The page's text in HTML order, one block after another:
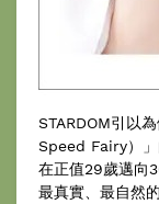
STARDOM引以
Speed Fairy）」
在正值29歲邁向
最真實、最自然